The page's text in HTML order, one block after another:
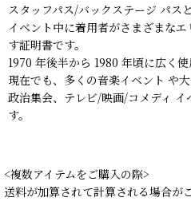
スタッフパス/バックステージ パス
イベント中に着用者がさまざまな
す証明書です。
1970 年後半から 1980 年頃に広く
現在でも、多くの音楽イベント や
政治集会、テレビ/映画/コメディ イ
す。
<複数アイテムをご購入の際>
送料が加算されて計算される場合が